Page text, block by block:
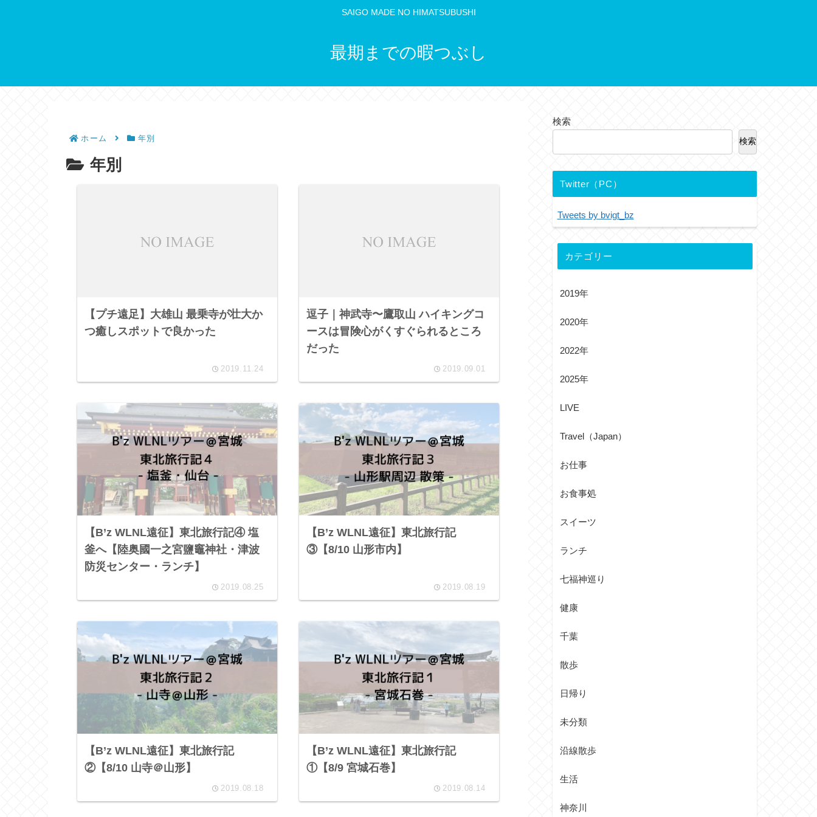
SAIGO MADE NO HIMATSUBUSHI
最期までの暇つぶし
ホーム 年別
年別
【プチ遠足】大雄山 最乗寺が壮大か
つ癒しスポットで良かった
2019.11.24
逗子｜神武寺〜鷹取山 ハイキングコ
ースは冒険心がくすぐられるところ
だった
2019.09.01
【B’z WLNL遠征】東北旅行記④ 塩
釜へ【陸奥國一之宮鹽竈神社・津波
防災センター・ランチ】
2019.08.25
【B’z WLNL遠征】東北旅行記
③【8/10 山形市内】
2019.08.19
【B’z WLNL遠征】東北旅行記
②【8/10 山寺＠山形】
2019.08.18
【B’z WLNL遠征】東北旅行記
①【8/9 宮城石巻】
2019.08.14
検索
検索
Twitter（PC）
Tweets by bvigt_bz
カテゴリー
2019年
2020年
2022年
2025年
LIVE
Travel（Japan）
お仕事
お食事処
スイーツ
ランチ
七福神巡り
健康
千葉
散歩
日帰り
未分類
沿線散歩
生活
神奈川